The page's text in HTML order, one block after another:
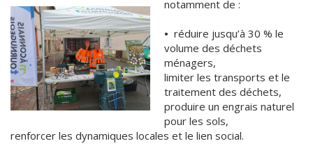
notamment de :
• réduire jusqu’à 30 % le
volume des déchets
ménagers,
limiter les transports et le
traitement des déchets,
produire un engrais naturel
pour les sols,
renforcer les dynamiques locales et le lien social.